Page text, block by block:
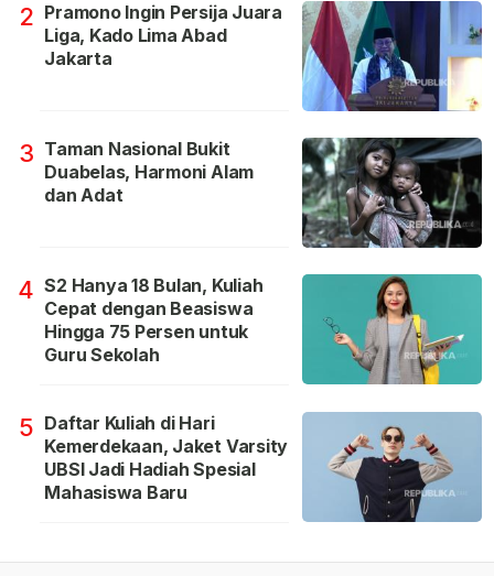
2 Pramono Ingin Persija Juara
Liga, Kado Lima Abad
Jakarta
3 Taman Nasional Bukit
Duabelas, Harmoni Alam
dan Adat
4 S2 Hanya 18 Bulan, Kuliah
Cepat dengan Beasiswa
Hingga 75 Persen untuk
Guru Sekolah
5 Daftar Kuliah di Hari
Kemerdekaan, Jaket Varsity
UBSI Jadi Hadiah Spesial
Mahasiswa Baru